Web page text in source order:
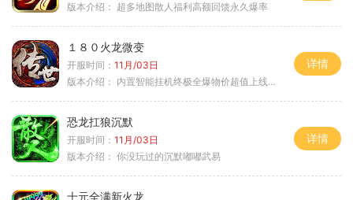
版本介绍： 超多地图散人福利高额回馈永久爆率
１８０火龙微变
开服时间： 11月/03日
版本介绍： 内置智能挂机终极全爆物价超值上线送神器
详情
恐龙扛狼沉默
开服时间： 11月/03日
版本介绍： 你没玩过的沉默嘟嘟武易
详情
十元全满新火龙